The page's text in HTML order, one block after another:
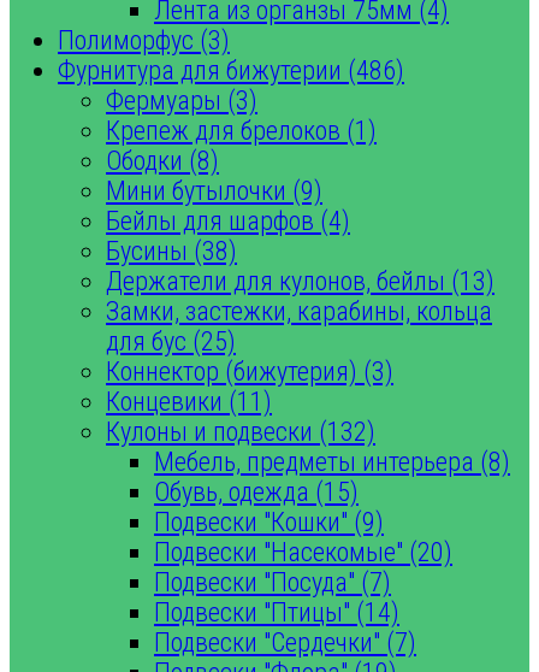
Лента из органзы 75мм (4)
Полиморфус (3)
Фурнитура для бижутерии (486)
Фермуары (3)
Крепеж для брелоков (1)
Ободки (8)
Мини бутылочки (9)
Бейлы для шарфов (4)
Бусины (38)
Держатели для кулонов, бейлы (13)
Замки, застежки, карабины, кольца
для бус (25)
Коннектор (бижутерия) (3)
Концевики (11)
Кулоны и подвески (132)
Мебель, предметы интерьера (8)
Обувь, одежда (15)
Подвески "Кошки" (9)
Подвески "Насекомые" (20)
Подвески "Посуда" (7)
Подвески "Птицы" (14)
Подвески "Сердечки" (7)